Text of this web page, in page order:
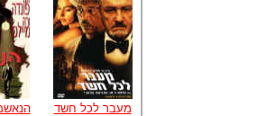
מעבר לכל חשד